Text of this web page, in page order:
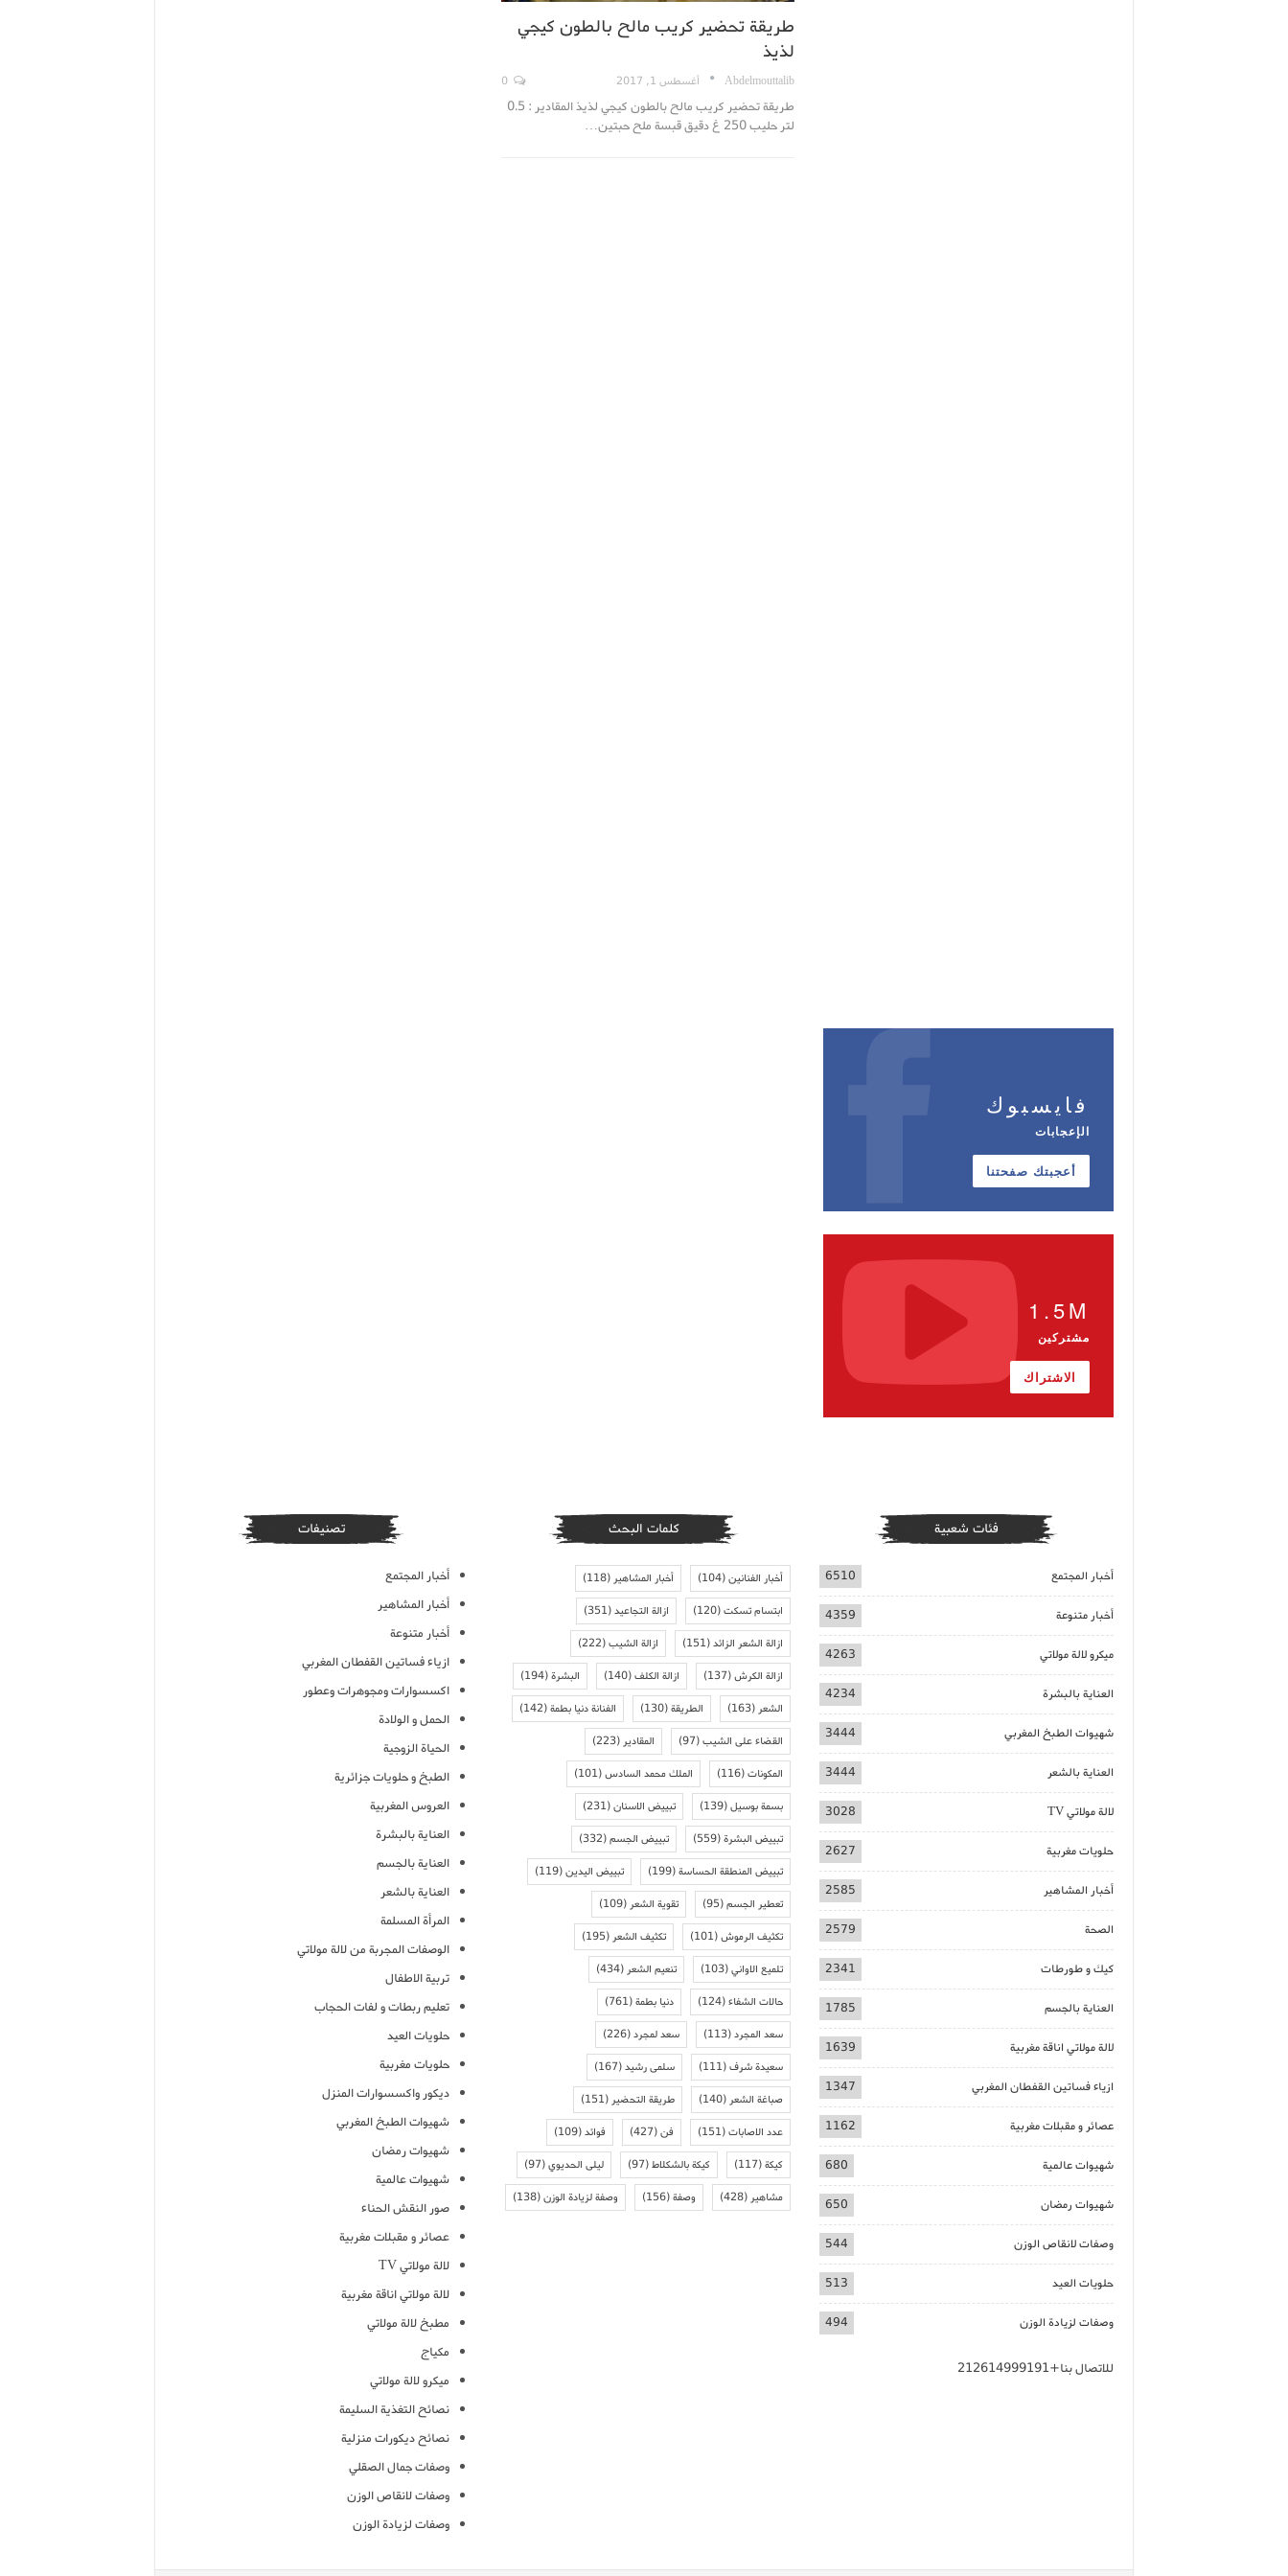
طريقة تحضير كريب مالح بالطون كيجي
لذيذ
Abdelmouttalib أغسطس 1, 2017
طريقة تحضير كريب مالح بالطون كيجي لذيذ المقادير : 0.5
لتر حليب 250 غ دقيق قبسة ملح حبتين…
فايسبوك
الإعجابات
أعجبتك صفحتنا
1.5M
مشتركين
الاشتراك
فئات شعبية
أخبار المجتمع 6510
أخبار متنوعة 4359
ميكرو لالة مولاتي 4263
العناية بالبشرة 4234
شهيوات الطبخ المغربي 3444
العناية بالشعر 3444
لالة مولاتي TV 3028
حلويات مغربية 2627
أخبار المشاهير 2585
الصحة 2579
كيك و طورطات 2341
العناية بالجسم 1785
لالة مولاتي اناقة مغربية 1639
ازياء فساتين القفطان المغربي 1347
عصائر و مقبلات مغربية 1162
شهيوات عالمية 680
شهيوات رمضان 650
وصفات لانقاص الوزن 544
حلويات العيد 513
وصفات لزيادة الوزن 494
للاتصال بنا+212614999191
كلمات البحث
أخبار الفنانين(104) أخبار المشاهير(118)
ابتسام تسكت(120) ازالة التجاعيد(351)
ازالة الشعر الزائد(151) ازالة الشيب(222)
ازالة الكرش(137) ازالة الكلف(140) البشرة(194)
الشعر(163) الطريقة(130) الفنانة دنيا بطمة(142)
القضاء على الشيب(97) المقادير(223)
المكونات(116) الملك محمد السادس(101)
بسمة بوسيل(139) تبييض الاسنان(231)
تبييض البشرة(559) تبييض الجسم(332)
تبييض المنطقة الحساسة(199) تبييض اليدين(119)
تعطير الجسم(95) تقوية الشعر(109)
تكثيف الرموش(101) تكثيف الشعر(195)
تلميع الاواني(103) تنعيم الشعر(434)
حالات الشفاء(124) دنيا بطمة(761)
سعد المجرد(113) سعد لمجرد(226)
سعيدة شرف(111) سلمى رشيد(167)
صباغة الشعر(140) طريقة التحضير(151)
عدد الاصابات(151) فن(427) فوائد(109)
كيكة(117) كيكة بالشكلاط(97) ليلى الحديوي(97)
مشاهير(428) وصفة(156) وصفة لزيادة الوزن(138)
تصنيفات
أخبار المجتمع
أخبار المشاهير
أخبار متنوعة
ازياء فساتين القفطان المغربي
اكسسوارات ومجوهرات وعطور
الحمل و الولادة
الحياة الزوجية
الطبخ و حلويات جزائرية
العروس المغربية
العناية بالبشرة
العناية بالجسم
العناية بالشعر
المرأة المسلمة
الوصفات المجربة من لالة مولاتي
تربية الاطفال
تعليم ربطات و لفات الحجاب
حلويات العيد
حلويات مغربية
ديكور واكسسوارات المنزل
شهيوات الطبخ المغربي
شهيوات رمضان
شهيوات عالمية
صور النقش الحناء
عصائر و مقبلات مغربية
لالة مولاتي TV
لالة مولاتي اناقة مغربية
مطبخ لالة مولاتي
مكياج
ميكرو لالة مولاتي
نصائح التغذية السليمة
نصائح ديكورات منزلية
وصفات جمال الصقلي
وصفات لانقاص الوزن
وصفات لزيادة الوزن